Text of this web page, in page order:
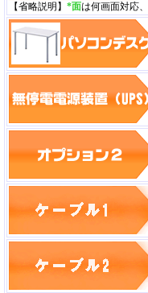
【省略説明】 *面は何画面対応、